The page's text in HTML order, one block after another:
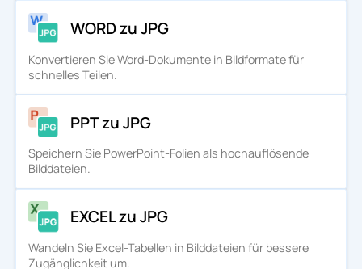
WORD zu JPG
Konvertieren Sie Word-Dokumente in Bildformate für
schnelles Teilen.
PPT zu JPG
Speichern Sie PowerPoint-Folien als hochauflösende
Bilddateien.
EXCEL zu JPG
Wandeln Sie Excel-Tabellen in Bilddateien für bessere
Zugänglichkeit um.